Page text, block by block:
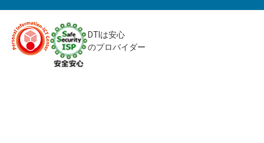
DTIは安心
のプロバイダー